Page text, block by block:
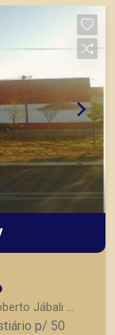
Jábali -
p/ 50